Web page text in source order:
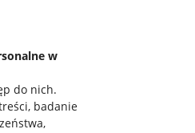
w
do nich.
badanie